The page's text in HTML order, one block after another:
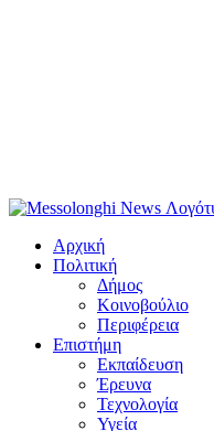
Αρχική
Πολιτική
Δήμος
Κοινοβούλιο
Περιφέρεια
Επιστήμη
Εκπαίδευση
Έρευνα
Τεχνολογία
Υγεία